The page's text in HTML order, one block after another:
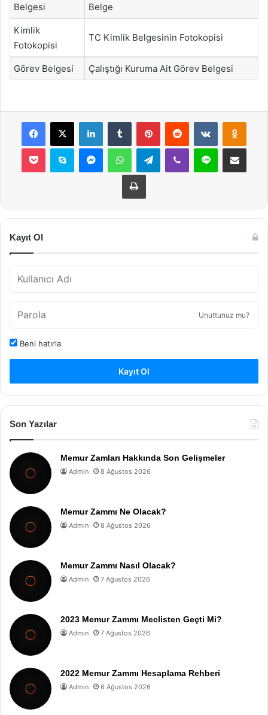
Belgesi
Belge
Kimlik
Fotokopisi
TC Kimlik Belgesinin Fotokopisi
Görev Belgesi Çalıştığı Kuruma Ait Görev Belgesi
Facebook
X LinkedInTumblr PinterestReddit VKontakte
Pocket Skype MessengerWhatsAppTelegramViber Line E-Posta ile
Yazdır
Kayıt Ol
Unuttunuz mu?
Beni hatırla
Kayıt Ol
Son Yazılar
Memur Zamları Hakkında Son Gelişmeler
Admin 8 Ağustos 2026
Memur Zammı Ne Olacak?
Admin 8 Ağustos 2026
Memur Zammı Nasıl Olacak?
Admin 7 Ağustos 2026
2023 Memur Zammı Meclisten Geçti Mi?
Admin 7 Ağustos 2026
2022 Memur Zammı Hesaplama Rehberi
Admin 6 Ağustos 2026